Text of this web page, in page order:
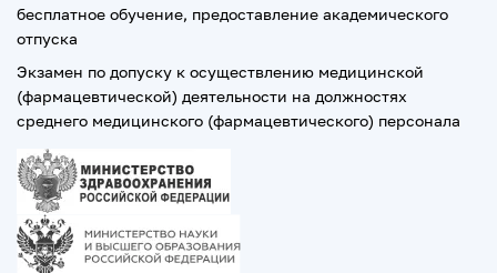
бесплатное обучение, предоставление академического
отпуска
Экзамен по допуску к осуществлению медицинской
(фармацевтической) деятельности на должностях
среднего медицинского (фармацевтического) персонала